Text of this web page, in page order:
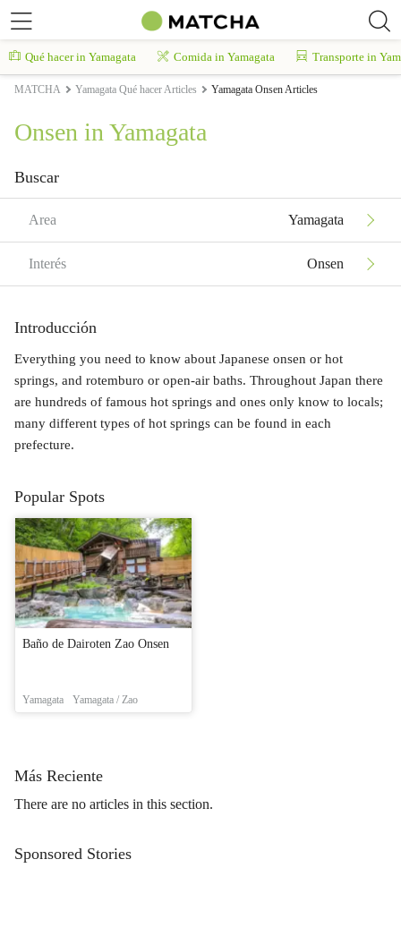
Qué hacer in Yamagata Comida in Yamagata Transporte in
MATCHA Yamagata Qué hacer Articles Yamagata Onsen Articles
Onsen in Yamagata
Buscar
Area Yamagata
Interés Onsen
Introducción
Everything you need to know about Japanese onsen or hot
springs, and rotemburo or open-air baths. Throughout Japan there
are hundreds of famous hot springs and ones only know to locals;
many different types of hot springs can be found in each
prefecture.
Popular Spots
Baño de Dairoten Zao Onsen
Yamagata Yamagata / Zao
Más Reciente
There are no articles in this section.
Sponsored Stories